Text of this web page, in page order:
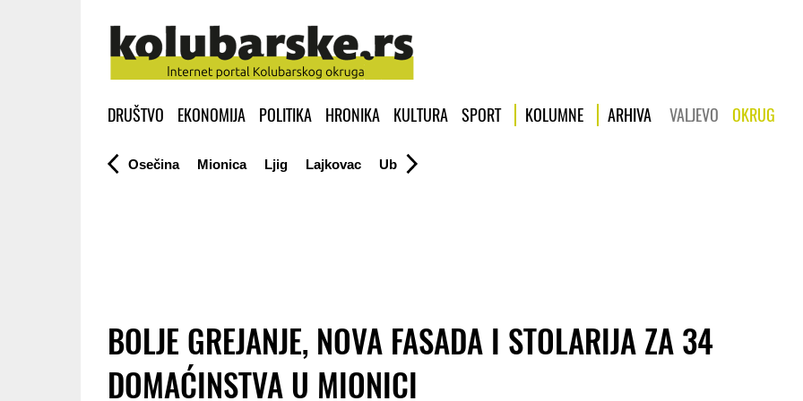
DRUŠTVO EKONOMIJA POLITIKA HRONIKA KULTURA SPORT KOLUMNE ARHIVA VALJEVO OKRUG
Osečina Mionica Ljig Lajkovac Ub
BOLJE GREJANJE, NOVA FASADA I STOLARIJA ZA 34
DOMAĆINSTVA U MIONICI